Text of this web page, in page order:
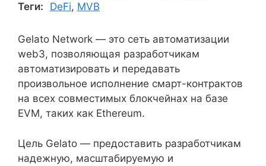
Теги:
DeFi, MVB
Gelato Network — это сеть автоматизации
web3, позволяющая разработчикам
автоматизировать и передавать
произвольное исполнение смарт-контрактов
на всех совместимых блокчейнах на базе
EVM, таких как Ethereum.
Цель Gelato — предоставить разработчикам
надежную, масштабируемую и